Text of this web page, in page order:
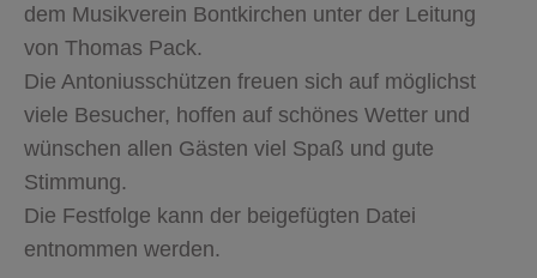
dem Musikverein Bontkirchen unter der Leitung
von Thomas Pack.
Die Antoniusschützen freuen sich auf möglichst
viele Besucher, hoffen auf schönes Wetter und
wünschen allen Gästen viel Spaß und gute
Stimmung.
Die Festfolge kann der beigefügten Datei
entnommen werden.